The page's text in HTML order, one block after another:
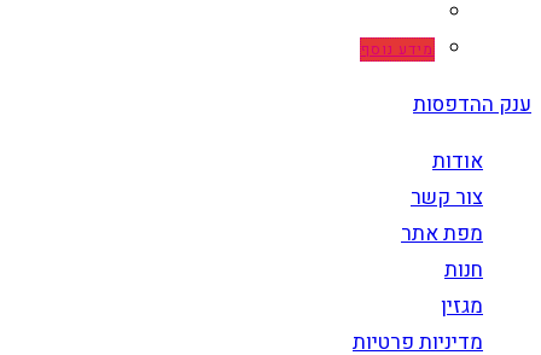
מידע נוסף
ענק ההדפסות
אודות
צור קשר
מפת אתר
חנות
מגזין
מדיניות פרטיות